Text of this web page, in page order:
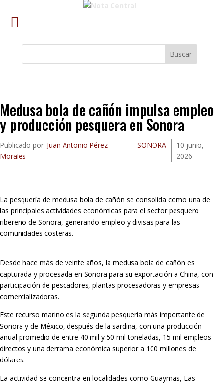
Buscar
Medusa bola de cañón impulsa empleo
y producción pesquera en Sonora
Publicado por: Juan Antonio Pérez
Morales
SONORA
10 junio,
2026
La pesquería de medusa bola de cañón se consolida como una de
las principales actividades económicas para el sector pesquero
ribereño de Sonora, generando empleo y divisas para las
comunidades costeras.
Desde hace más de veinte años, la medusa bola de cañón es
capturada y procesada en Sonora para su exportación a China, con
participación de pescadores, plantas procesadoras y empresas
comercializadoras.
Este recurso marino es la segunda pesquería más importante de
Sonora y de México, después de la sardina, con una producción
anual promedio de entre 40 mil y 50 mil toneladas, 15 mil empleos
directos y una derrama económica superior a 100 millones de
dólares.
La actividad se concentra en localidades como Guaymas, Las